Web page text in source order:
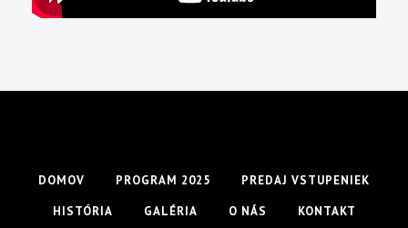
DOMOV PROGRAM 2025
PREDAJ VSTUPENIEK
HISTÓRIA
GALÉRIA O NÁS KONTAKT